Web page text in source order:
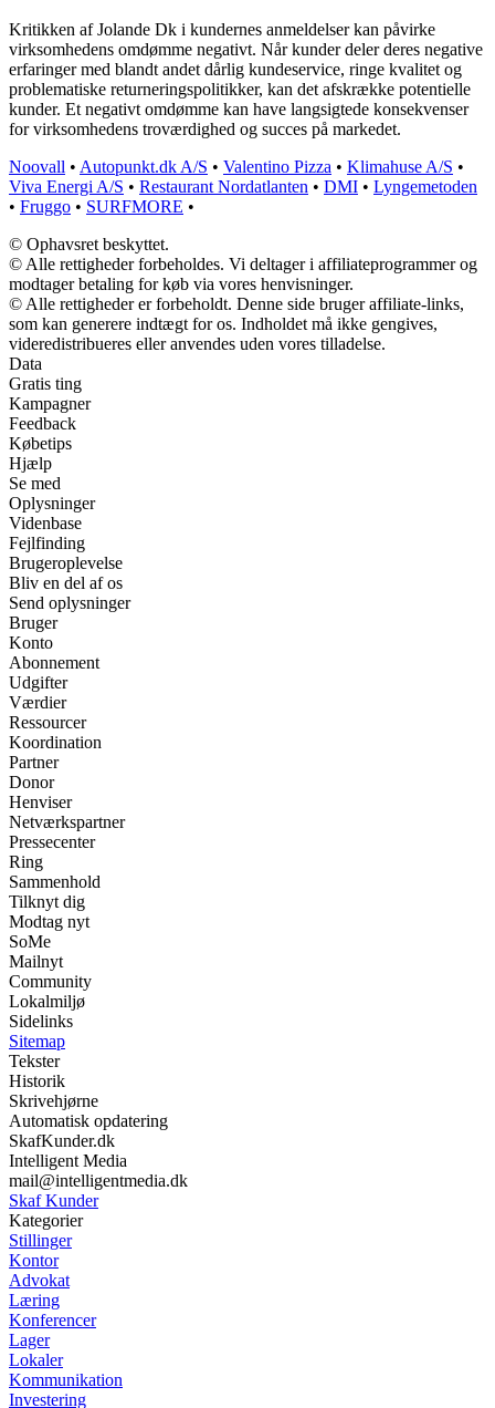
Kritikken af Jolande Dk i kundernes anmeldelser kan påvirke
virksomhedens omdømme negativt. Når kunder deler deres negative
erfaringer med blandt andet dårlig kundeservice, ringe kvalitet og
problematiske returneringspolitikker, kan det afskrække potentielle
kunder. Et negativt omdømme kan have langsigtede konsekvenser
for virksomhedens troværdighed og succes på markedet.
Noovall • Autopunkt.dk A/S • Valentino Pizza • Klimahuse A/S •
Viva Energi A/S • Restaurant Nordatlanten • DMI • Lyngemetoden
• Fruggo • SURFMORE •
© Ophavsret beskyttet.
© Alle rettigheder forbeholdes. Vi deltager i affiliateprogrammer og
modtager betaling for køb via vores henvisninger.
© Alle rettigheder er forbeholdt. Denne side bruger affiliate-links,
som kan generere indtægt for os. Indholdet må ikke gengives,
videredistribueres eller anvendes uden vores tilladelse.
Data
Gratis ting
Kampagner
Feedback
Købetips
Hjælp
Se med
Oplysninger
Videnbase
Fejlfinding
Brugeroplevelse
Bliv en del af os
Send oplysninger
Bruger
Konto
Abonnement
Udgifter
Værdier
Ressourcer
Koordination
Partner
Donor
Henviser
Netværkspartner
Pressecenter
Ring
Sammenhold
Tilknyt dig
Modtag nyt
SoMe
Mailnyt
Community
Lokalmiljø
Sidelinks
Sitemap
Tekster
Historik
Skrivehjørne
Automatisk opdatering
SkafKunder.dk
Intelligent Media
mail@intelligentmedia.dk
Skaf Kunder
Kategorier
Stillinger
Kontor
Advokat
Læring
Konferencer
Lager
Lokaler
Kommunikation
Investering